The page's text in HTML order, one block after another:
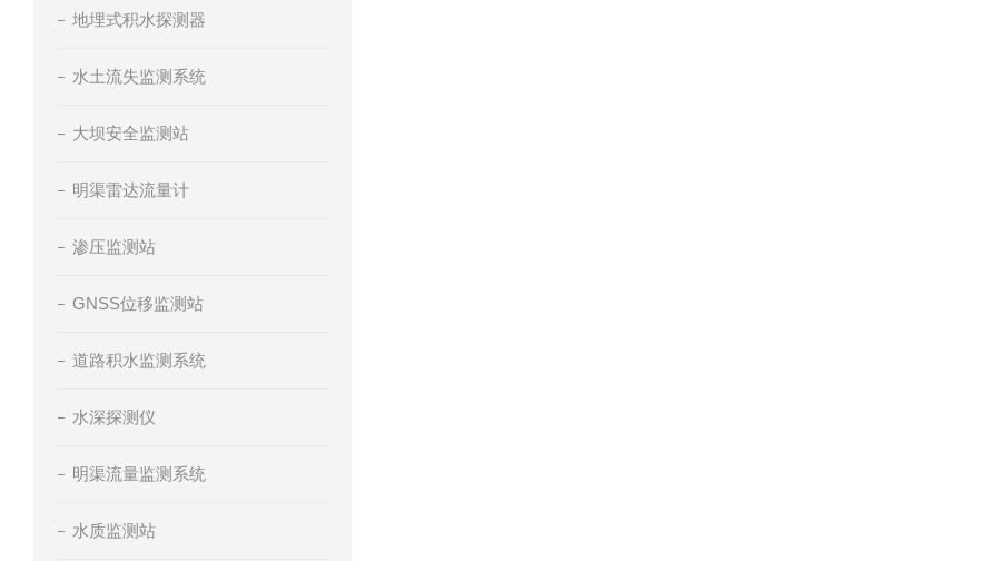
地埋式积水探测器
水土流失监测系统
大坝安全监测站
明渠雷达流量计
渗压监测站
GNSS位移监测站
道路积水监测系统
水深探测仪
明渠流量监测系统
水质监测站